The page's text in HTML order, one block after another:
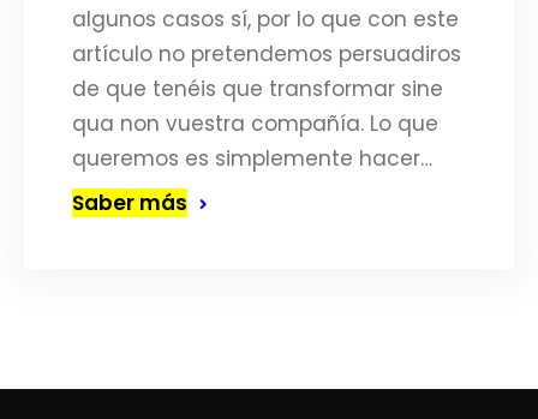
algunos casos sí, por lo que con este
artículo no pretendemos persuadiros
de que tenéis que transformar sine
qua non vuestra compañía. Lo que
queremos es simplemente hacer…
Saber más